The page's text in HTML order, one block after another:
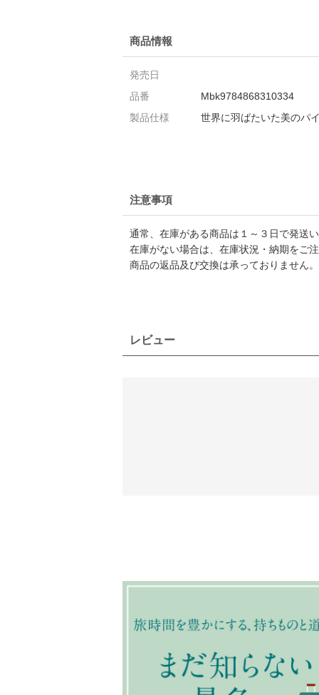
商品情報
発売日
品番
Mbk9784868310334
製品仕様
世界に羽ばたいた美のパ
注意事項
通常、在庫がある商品は１～３日で発送
在庫がない場合は、在庫状況・納期をご
商品の返品及び交換は承っておりません
レビュー